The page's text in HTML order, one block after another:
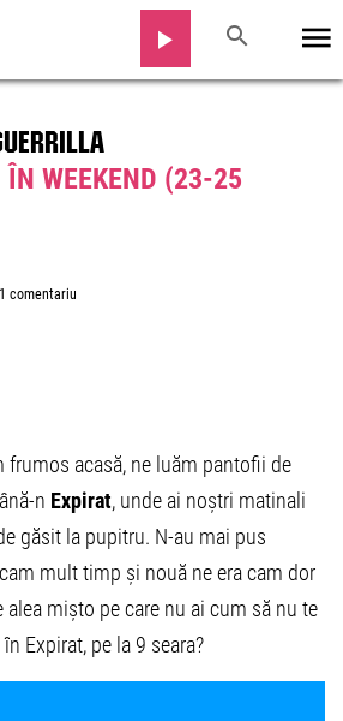
ÎN WEEKEND (23-25
1 comentariu
frumos acasă, ne luăm pantofii de
n Expirat, unde ai noștri matinali
găsit la pupitru. N-au mai pus
mult timp și nouă ne era cam dor
alea mișto pe care nu ai cum să nu te
Expirat, pe la 9 seara?